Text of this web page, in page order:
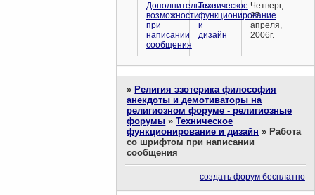
Дополнительные
возможности
при
написании
сообщения
Техническое
функционирование
и
дизайн
Четверг,
27
апреля,
2006г.
» Религия эзотерика философия
анекдоты и демотиваторы на
религиозном форуме - религиозные
форумы »Техническое
функционирование и дизайн » Работа
со шрифтом при написании
сообщения
создать форум бесплатно